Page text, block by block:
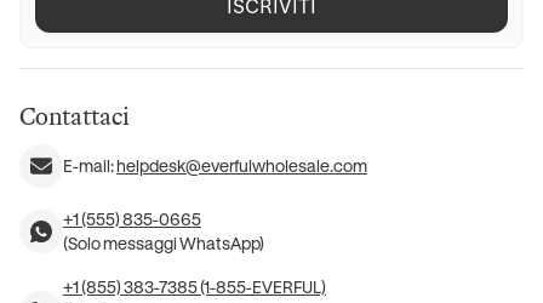
ISCRIVITI
Contattaci
E-mail:helpdesk@everfulwholesale.com
+1 (555) 835-0665
(Solo messaggi WhatsApp)
+1 (855) 383-7385 (1-855-EVERFUL)